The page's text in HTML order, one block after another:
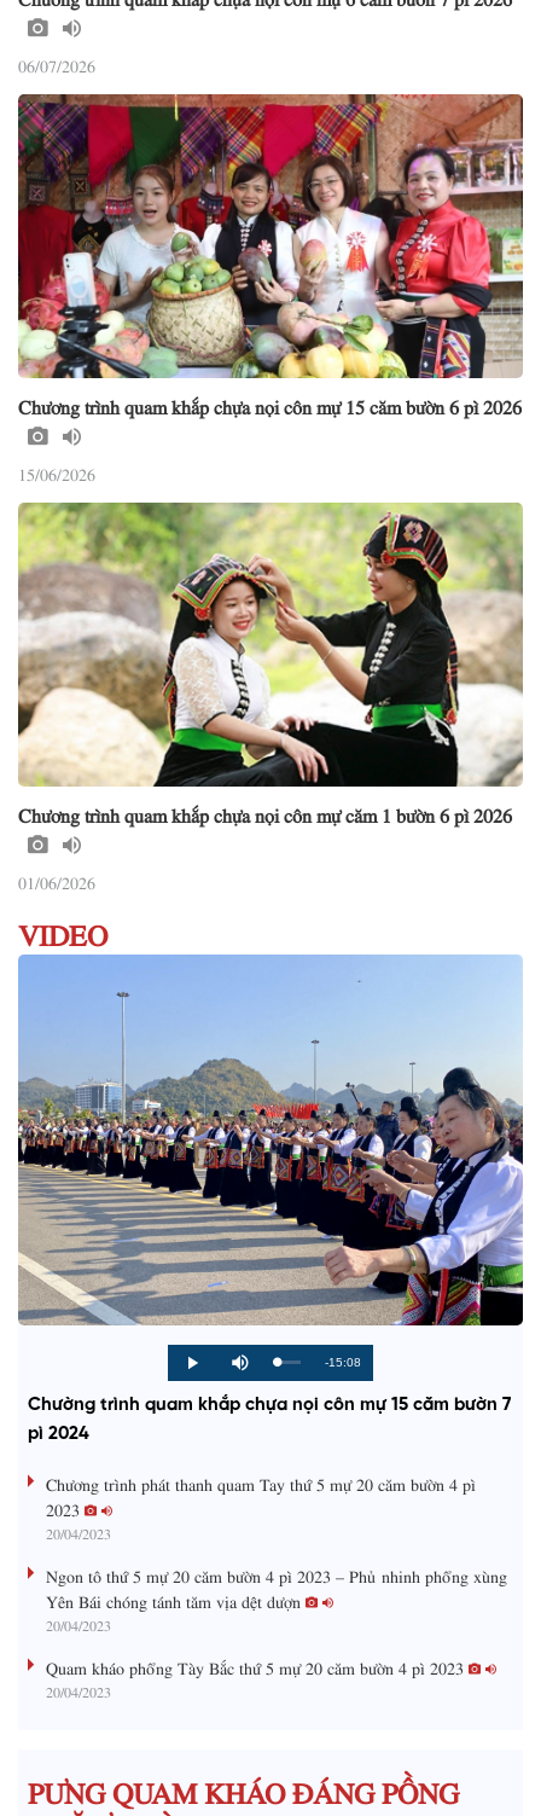
06/07/2026
Chương trình quam khắp chựa nọi côn mự 15 căm bườn 6 pì 2026
15/06/2026
Chương trình quam khắp chựa nọi côn mự căm 1 bườn 6 pì 2026
01/06/2026
VIDEO
P
l
M
u
e
L
d
e
P
r
g
%
R
e
i
e
-15:08
Chường trình quam khắp chựa nọi côn mự 15 căm bườn 7
pì 2024
Chương trình phát thanh quam Tay thứ 5 mự 20 căm bườn 4 pì
2023
20/04/2023
Ngon tô thứ 5 mự 20 căm bườn 4 pì 2023 – Phủ nhinh phổng xùng
Yên Bái chóng tánh tăm vịa dệt dượn
20/04/2023
Quam kháo phổng Tày Bắc thứ 5 mự 20 căm bườn 4 pì 2023
20/04/2023
PƯNG QUAM KHÁO ĐÁNG PỒNG